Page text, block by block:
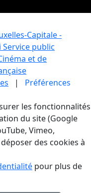
Capitale -
Service public
et de
| Préférences
les fonctionnalités
du site (Google
Vimeo,
des cookies à
pour plus de